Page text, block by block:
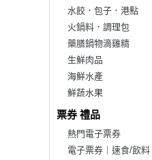
水餃．包子．港點
火鍋料．調理包
藥膳鍋物滴雞精
生鮮肉品
海鮮水產
鮮蔬水果
票券 禮品
熱門電子票券
電子票券｜速食/飲料